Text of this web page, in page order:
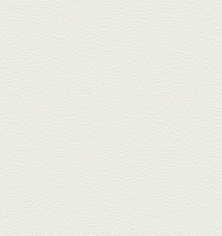
2026年1月30日放送
焼き餃子＆海老チリ
栄通りの路地奥、隠れ家的な店
『富富飯店 新市街酒家』へ。２
階に...
2026年1月9日放送
酢だこ＆焼ぎょうざ
健軍で人吉の有名店のぎょうざ
を！『松龍軒健軍店』で、味わ
いの刻...
2025年12月19日放送
おばんざい三種盛＆麻婆
豆腐
東区月出『中華酒場アガレヤ』
は、スパイスが効いた一味違う
中華が...
2025年11月28日放送
ごま鯛＆牛すじ大根
名店揃いの並木坂ドルハウスビ